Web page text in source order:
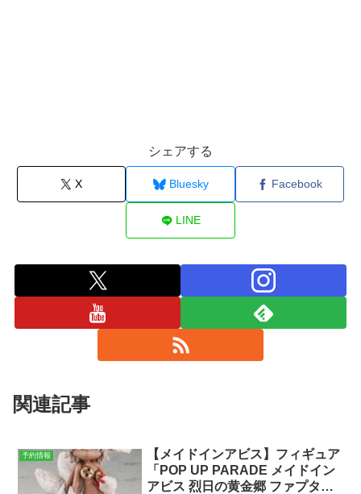
シェアする
X Bluesky Facebook
LINE
関連記事
予約情報
【メイドインアビス】フィギュア
「POP UP PARADE メイドイン
アビス 烈日の黄金郷 ファプタ」